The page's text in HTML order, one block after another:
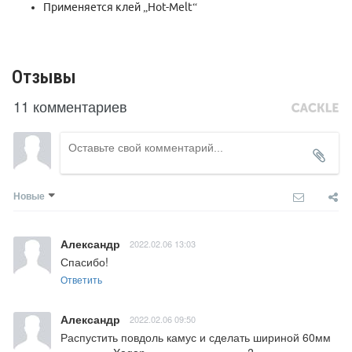
Применяется клей „Hot-Melt“
Отзывы
11 комментариев
Новые
Александр 2022.02.06 13:03
Спасибо!
Ответить
Александр 2022.02.06 09:50
Распустить повдоль камус и сделать шириной 60мм